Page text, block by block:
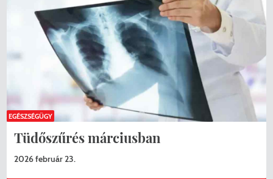
Tüdőszűrés márciusban
2026 február 23.
EGÉSZSÉGÜGY